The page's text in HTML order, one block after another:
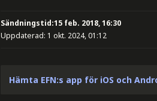
Sändningstid:15 feb. 2018, 16:30
Uppdaterad: 1 okt. 2024, 01:12
Hämta EFN:s app för iOS och